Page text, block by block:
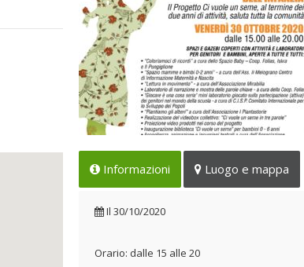
Progetto “Ci vuole un seme”
Il 30/10/2020
Informazioni Luogo e mappa
Il 30/10/2020
Orario: dalle 15 alle 20